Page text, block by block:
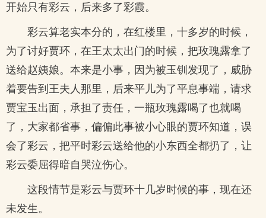
开始只有彩云，后来多了彩霞。
彩云算老实本分的，在红楼里，十多岁的时候，
为了讨好贾环，在王太太出门的时候，把玫瑰露拿了
送给赵姨娘。本来是小事，因为被玉钏发现了，威胁
着要告到王夫人那里，后来平儿为了平息事端，请求
贾宝玉出面，承担了责任，一瓶玫瑰露喝了也就喝
了，大家都省事，偏偏此事被小心眼的贾环知道，误
会了彩云，把平时彩云送给他的小东西全都扔了，让
彩云委屈得暗自哭泣伤心。
这段情节是彩云与贾环十几岁时候的事，现在还
未发生。